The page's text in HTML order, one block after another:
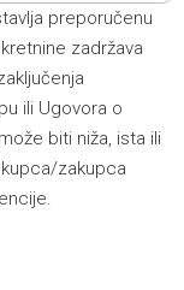
preporučenu
zadržava
ili Ugovora o
biti niža, ista ili
zakupca